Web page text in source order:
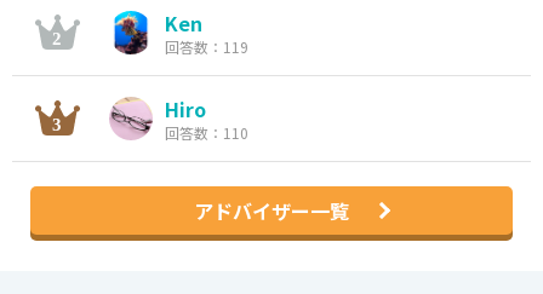
Ken
回答数：119
Hiro
回答数：110
アドバイザー一覧